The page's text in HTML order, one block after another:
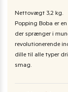
Nettovægt 3,2 kg.
Popping Boba er
der sprænger i
revolutionerende
dille til alle typer
smag.